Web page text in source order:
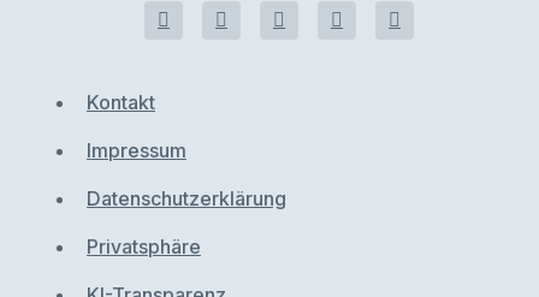
Kontakt
Impressum
Datenschutzerklärung
Privatsphäre